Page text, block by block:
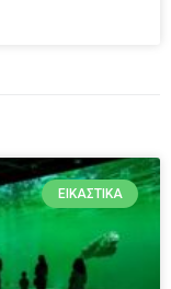
ΕΙΚΑΣΤΙΚΆ